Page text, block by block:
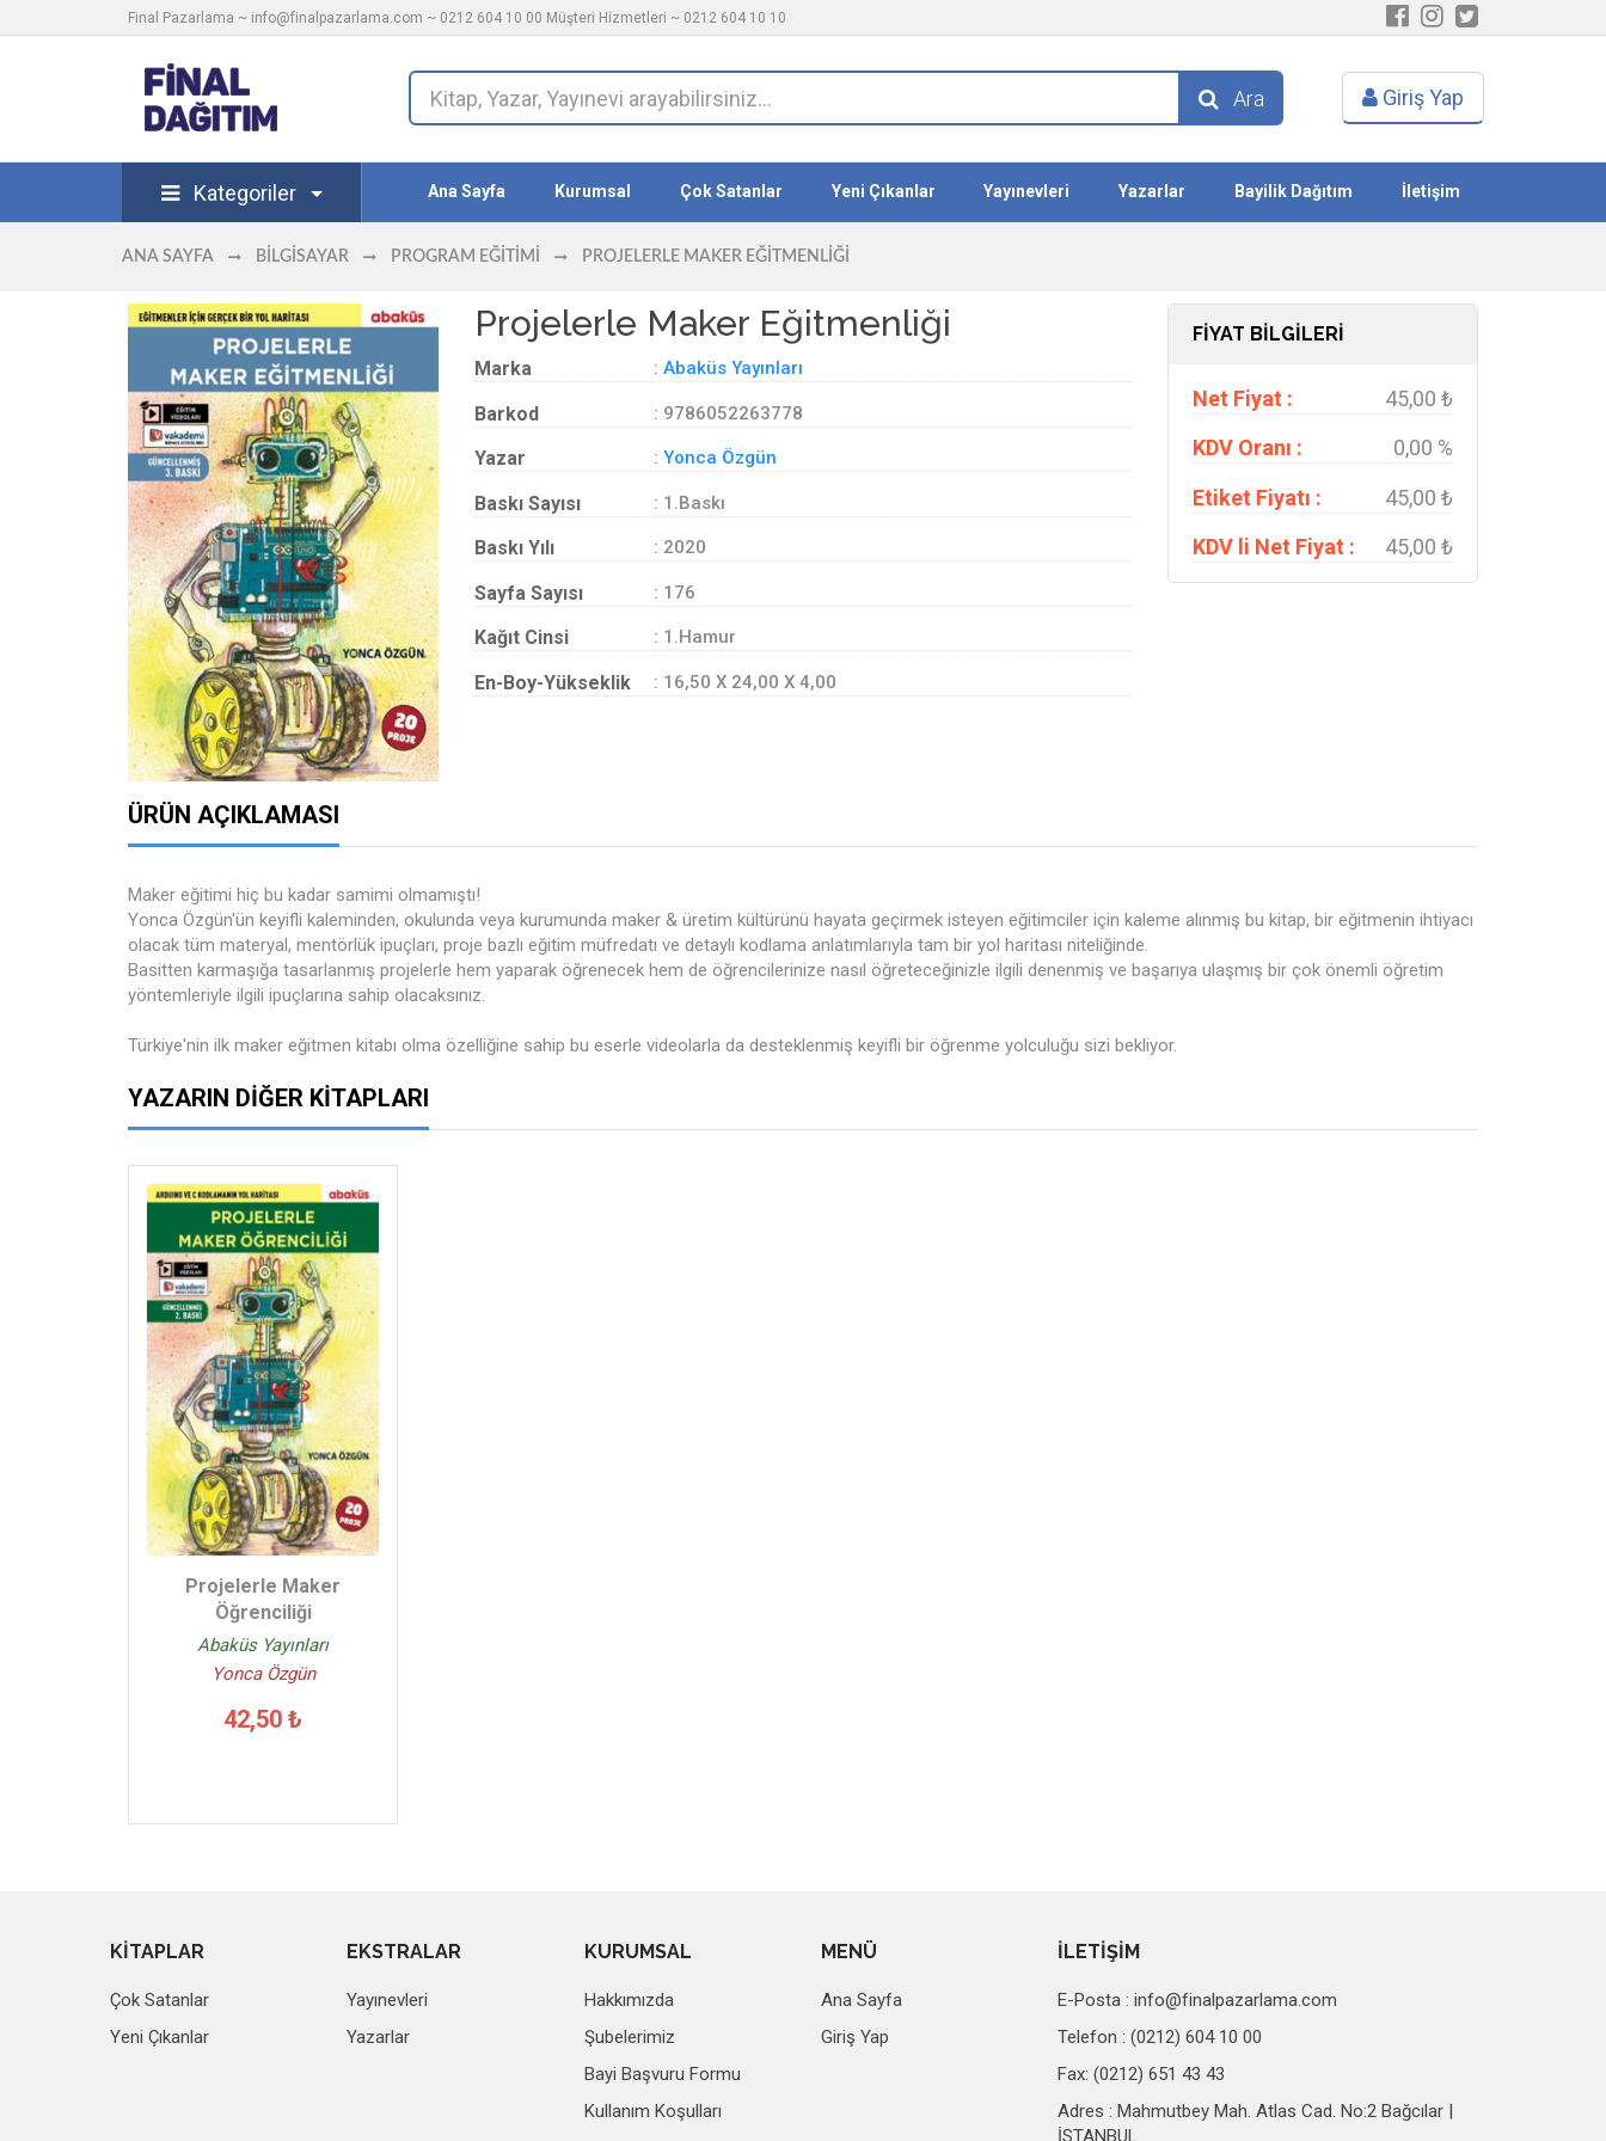
Final Pazarlama ~ info@finalpazarlama.com ~ 0212 604 10 00 Müşteri Hizmetleri ~ 0212 604 10 10
Ara Giriş Yap
Kategoriler Ana Sayfa Kurumsal Çok Satanlar Yeni Çıkanlar Yayınevleri Yazarlar Bayilik Dağıtım İletişim
ANA SAYFA BILGISAYAR PROGRAM EĞITIMI PROJELERLE MAKER EĞITMENLIĞI
Projelerle Maker Eğitmenliği
Marka : Abaküs Yayınları
Barkod : 9786052263778
Yazar : Yonca Özgün
Baskı Sayısı : 1.Baskı
Baskı Yılı : 2020
Sayfa Sayısı : 176
Kağıt Cinsi : 1.Hamur
En-Boy-Yükseklik : 16,50 X 24,00 X 4,00
FİYAT BİLGİLERİ
Net Fiyat :
45,00 ₺
KDV Oranı :
0,00 %
Etiket Fiyatı :
45,00 ₺
KDV li Net Fiyat :
45,00 ₺
ÜRÜN AÇIKLAMASI
Maker eğitimi hiç bu kadar samimi olmamıştı!
Yonca Özgün'ün keyifli kaleminden, okulunda veya kurumunda maker & üretim kültürünü hayata geçirmek isteyen eğitimciler için kaleme alınmış bu kitap, bir eğitmenin ihtiyacı
olacak tüm materyal, mentörlük ipuçları, proje bazlı eğitim müfredatı ve detaylı kodlama anlatımlarıyla tam bir yol haritası niteliğinde.
Basitten karmaşığa tasarlanmış projelerle hem yaparak öğrenecek hem de öğrencilerinize nasıl öğreteceğinizle ilgili denenmiş ve başarıya ulaşmış bir çok önemli öğretim
yöntemleriyle ilgili ipuçlarına sahip olacaksınız.
Türkiye'nin ilk maker eğitmen kitabı olma özelliğine sahip bu eserle videolarla da desteklenmiş keyifli bir öğrenme yolculuğu sizi bekliyor.
YAZARIN DIĞER KITAPLARI
Projelerle Maker
Öğrenciliği
Abaküs Yayınları
Yonca Özgün
42,50 ₺
KİTAPLAR
Çok Satanlar
Yeni Çıkanlar
EKSTRALAR
Yayınevleri
Yazarlar
KURUMSAL
Hakkımızda
Şubelerimiz
Bayi Başvuru Formu
Kullanım Koşulları
MENÜ
Ana Sayfa
Giriş Yap
İLETİŞİM
E-Posta :info@finalpazarlama.com
Telefon : (0212) 604 10 00
Fax: (0212) 651 43 43
Adres : Mahmutbey Mah. Atlas Cad. No:2 Bağcılar |
İSTANBUL